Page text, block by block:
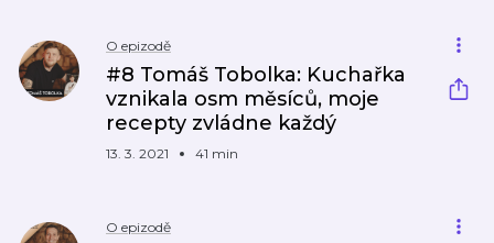
O epizodě
#8 Tomáš Tobolka: Kuchařka
vznikala osm měsíců, moje
recepty zvládne každý
13. 3. 2021 41 min
O epizodě